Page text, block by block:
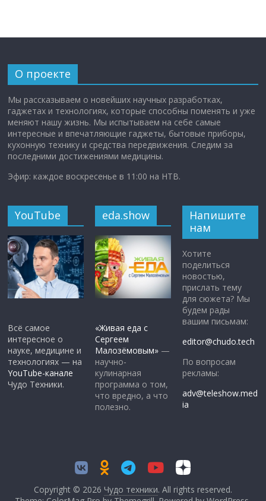
О проекте
Мы рассказываем о новейших научных разработках,
гаджетах и технологиях, которые способны поменять и уже
меняют нашу жизнь. Мы испытываем на себе самые
интересные и впечатляющие гаджеты, бытовые приборы,
кухонную технику и средства передвижения. Следим за
последними достижениями медицины.
Эфир: каждое воскресенье в 11:00 на НТВ.
YouTube
Всё самое
интересное о
науке, медицине и
технологиях — на
YouTube-канале
Чудо Техники.
eda.show
«Живая еда с
Сергеем
Малозёмовым» —
научно-
кулинарная
программа о том,
что вредно, а что
полезно.
Напишите
нам
Хотите
поделиться
новостью,
прислать тему
для сюжета? Мы
будем рады
вашим письмам:
editor@chudo.tech
По вопросам
рекламы:
adv@teleshow.med
ia
Copyright © 2026 Чудо техники. All rights reserved.